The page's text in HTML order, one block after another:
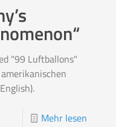
"99 Luftballons"
Mehr lesen